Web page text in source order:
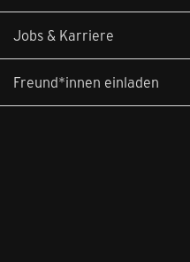
Jobs & Karriere
Freund*innen einladen